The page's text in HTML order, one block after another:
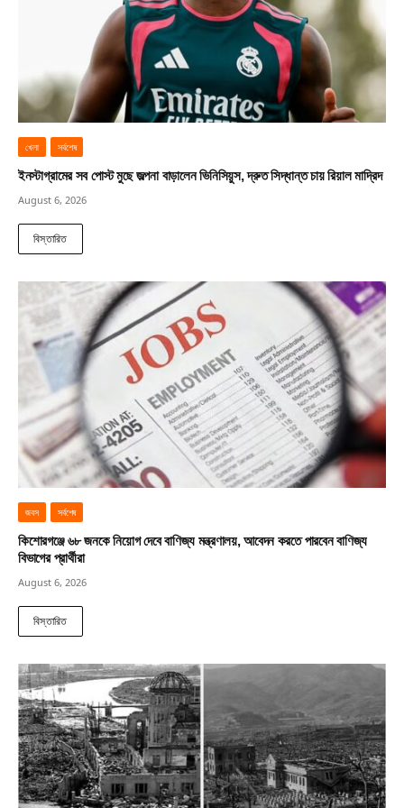
খেলা সর্বশেষ
ইনস্টাগ্রামের সব পোস্ট মুছে জল্পনা বাড়ালেন ভিনিসিয়ুস, দ্রুত সিদ্ধান্ত চায় রিয়াল মাদ্রিদ
August 6, 2026
বিস্তারিত
জবস সর্বশেষ
কিশোরগঞ্জে ৬৮ জনকে নিয়োগ দেবে বাণিজ্য মন্ত্রণালয়, আবেদন করতে পারবেন বাণিজ্য
বিভাগের প্রার্থীরা
August 6, 2026
বিস্তারিত